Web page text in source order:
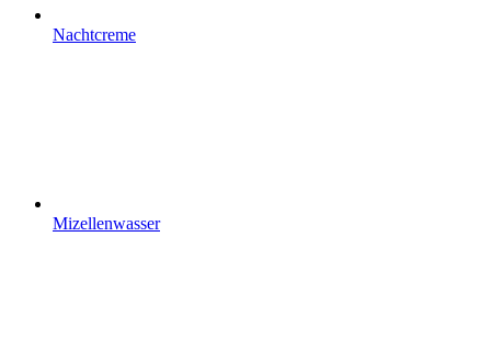
Nachtcreme
Mizellenwasser